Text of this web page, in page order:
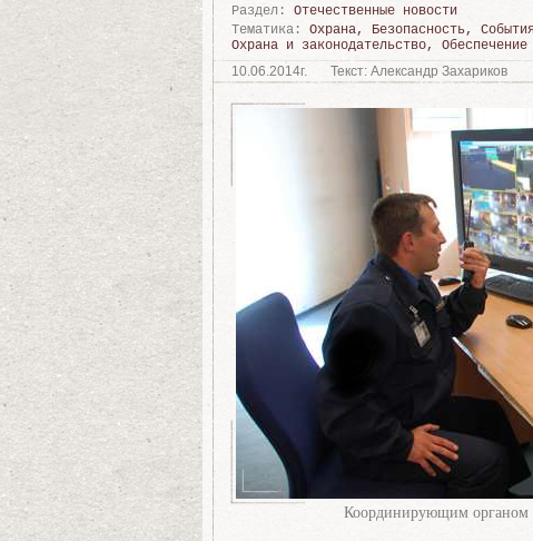
Раздел:
Отечественные новости
Тематика:
Охрана, Безопасность,
Охрана и законодательство,
10.06.2014г.
Текст: Александр Захариков
Координирующим органом